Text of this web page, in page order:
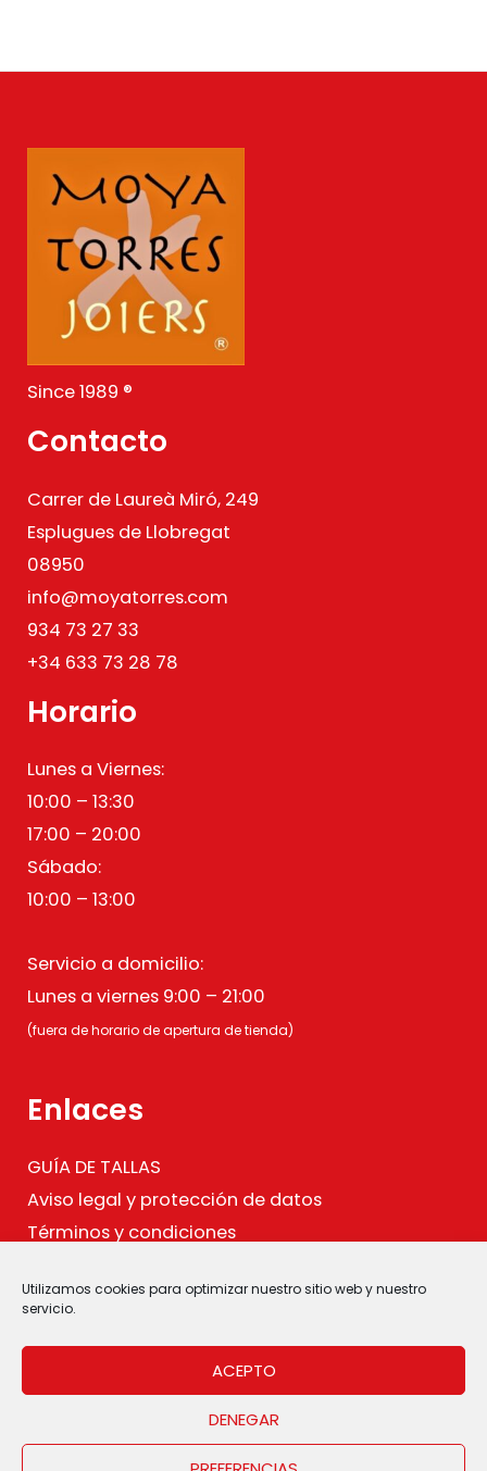
Utilizamos cookies para optimizar nuestro sitio web y nuestro
servicio.
ACEPTO
DENEGAR
Since 1989 ®
Contacto
Carrer de Laureà Miró, 249
Esplugues de Llobregat
08950
info@moyatorres.com
934 73 27 33
+34 633 73 28 78
Horario
Lunes a Viernes:
10:00 – 13:30
17:00 – 20:00
Sábado:
10:00 – 13:00
Servicio a domicilio:
Lunes a viernes 9:00 – 21:00
(fuera de horario de apertura de tienda)
Enlaces
GUÍA DE TALLAS
Aviso legal y protección de datos
Términos y condiciones
.
Copyright © 2026